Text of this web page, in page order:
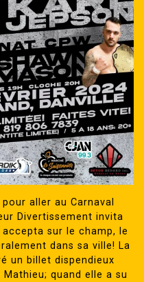
aller au Carnaval
Divertissement invita
sur le champ, le
dans sa ville! La
un billet dispendieux
quand elle a su